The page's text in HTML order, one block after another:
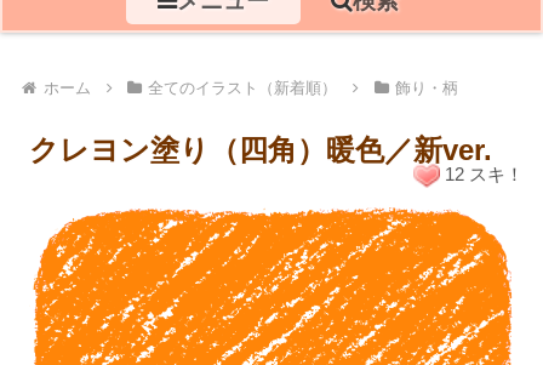
ホーム 全てのイラスト（新着順） 飾り・柄
クレヨン塗り（四角）暖色／新ver.
12 スキ！